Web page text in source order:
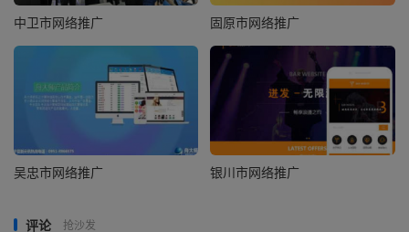
中卫市网络推广 固原市网络推广
吴忠市网络推广 银川市网络推广
评论 抢沙发